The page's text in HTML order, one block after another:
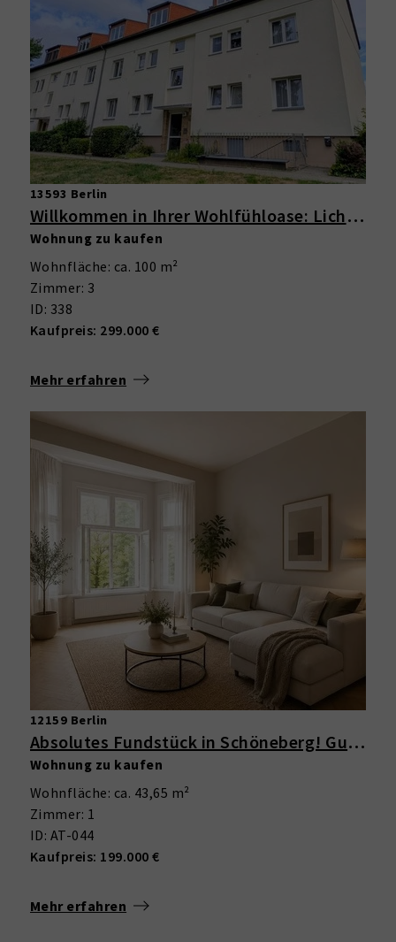
13593 Berlin
Willkommen in Ihrer Wohlfühloase: Lichtdurchflutete 3-Zimmer-Wohnung im Grünen mit Balkon
Wohnung zu kaufen
Wohnfläche: ca. 100 m²
Zimmer: 3
ID: 338
Kaufpreis: 299.000 €
Mehr erfahren
12159 Berlin
Absolutes Fundstück in Schöneberg! Gut geschnittene 1-Zimmer-Wohnung mit Erker im schönen Altbau
Wohnung zu kaufen
Wohnfläche: ca. 43,65 m²
Zimmer: 1
ID: AT-044
Kaufpreis: 199.000 €
Mehr erfahren